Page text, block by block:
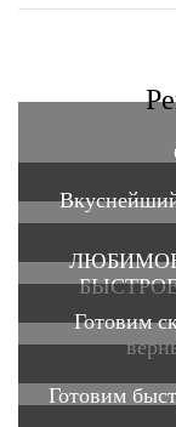
Готовим
Готовим